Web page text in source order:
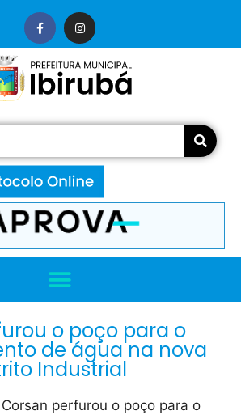
o poço para o
de água na nova
Industrial
Corsan perfurou o poço para o